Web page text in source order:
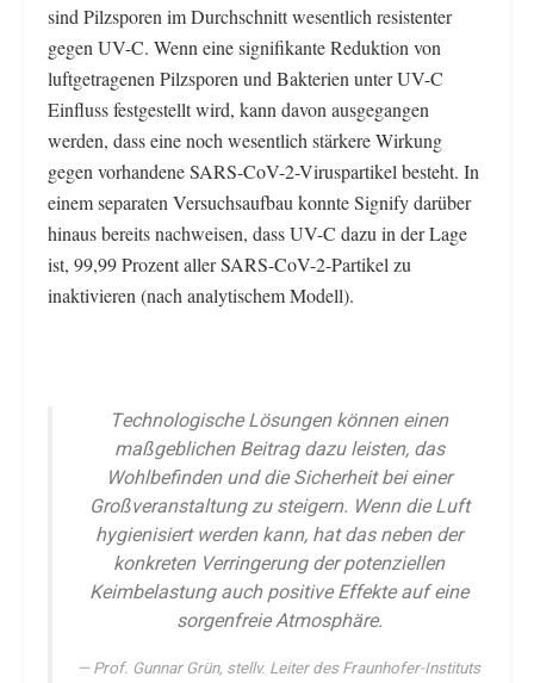
sind Pilzsporen im Durchschnitt wesentlich resistenter
gegen UV-C. Wenn eine signifikante Reduktion von
luftgetragenen Pilzsporen und Bakterien unter UV-C
Einfluss festgestellt wird, kann davon ausgegangen
werden, dass eine noch wesentlich stärkere Wirkung
gegen vorhandene SARS-CoV-2-Viruspartikel besteht. In
einem separaten Versuchsaufbau konnte Signify darüber
hinaus bereits nachweisen, dass UV-C dazu in der Lage
ist, 99,99 Prozent aller SARS-CoV-2-Partikel zu
inaktivieren (nach analytischem Modell).
Technologische Lösungen können einen
maßgeblichen Beitrag dazu leisten, das
Wohlbefinden und die Sicherheit bei einer
Großveranstaltung zu steigern. Wenn die Luft
hygienisiert werden kann, hat das neben der
konkreten Verringerung der potenziellen
Keimbelastung auch positive Effekte auf eine
sorgenfreie Atmosphäre.
Prof. Gunnar Grün, stellv. Leiter des Fraunhofer-Instituts